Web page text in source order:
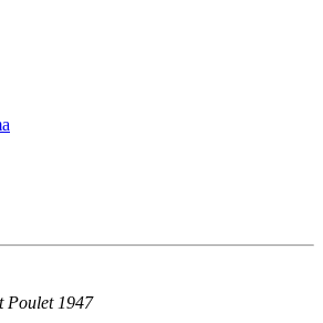
Poulet 1947